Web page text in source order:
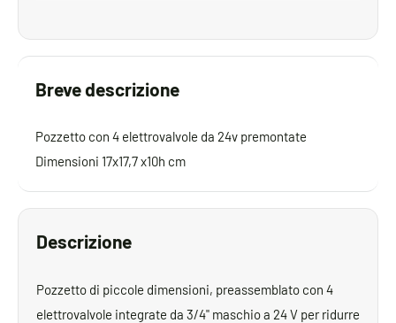
Breve descrizione
Pozzetto con 4 elettrovalvole da 24v premontate
Dimensioni 17x17,7 x10h cm
Descrizione
Pozzetto di piccole dimensioni, preassemblato con 4
elettrovalvole integrate da 3/4" maschio a 24 V per ridurre